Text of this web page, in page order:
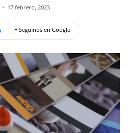
- 17 febrero, 2023
+ Seguinos en Google